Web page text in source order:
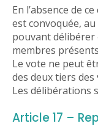
En l’absence de
est convoquée,
pouvant délibérer
membres
Le vote ne peut
des deux tiers des
Les délibérations
Article 17 –